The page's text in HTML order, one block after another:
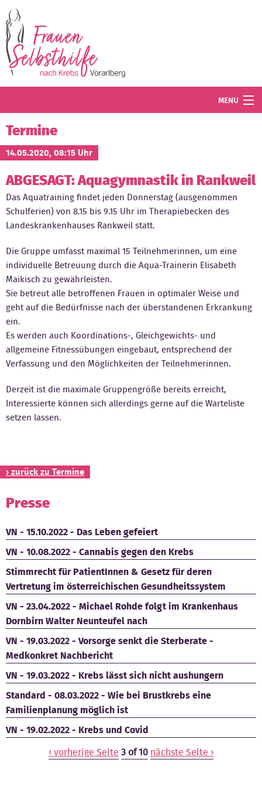
MENU
Termine
Blog
Angebot
Wissenswertes
Der Verein
Mitglied werden
Kontakt
Termine
14.05.2020, 08:15 Uhr
ABGESAGT: Aquagymnastik in Rankweil
Das Aquatraining findet jeden Donnerstag (ausgenommen
Schulferien) von 8.15 bis 9.15 Uhr im Therapiebecken des
Landeskrankenhauses Rankweil statt.
Die Gruppe umfasst maximal 15 Teilnehmerinnen, um eine
individuelle Betreuung durch die Aqua-Trainerin Elisabeth
Maikisch zu gewährleisten.
Sie betreut alle betroffenen Frauen in optimaler Weise und
geht auf die Bedürfnisse nach der überstandenen Erkrankung
ein.
Es werden auch Koordinations-, Gleichgewichts- und
allgemeine Fitnessübungen eingebaut, entsprechend der
Verfassung und den Möglichkeiten der Teilnehmerinnen.
Derzeit ist die maximale Gruppengröße bereits erreicht,
Interessierte können sich allerdings gerne auf die Warteliste
setzen lassen.
› zurück zu Termine
Presse
VN - 15.10.2022 - Das Leben gefeiert
VN - 10.08.2022 - Cannabis gegen den Krebs
Stimmrecht für PatientInnen & Gesetz für deren
Vertretung im österreichischen Gesundheitssystem
VN - 23.04.2022 - Michael Rohde folgt im Krankenhaus
Dornbirn Walter Neunteufel nach
VN - 19.03.2022 - Vorsorge senkt die Sterberate -
Medkonkret Nachbericht
VN - 19.03.2022 - Krebs lässt sich nicht aushungern
Standard - 08.03.2022 - Wie bei Brustkrebs eine
Familienplanung möglich ist
VN - 19.02.2022 - Krebs und Covid
‹ vorherige Seite 3 of 10 nächste Seite ›